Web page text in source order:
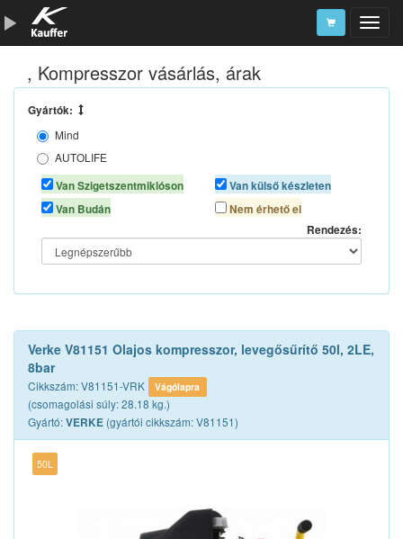
Szerszámkatalógus
Kosár
Alkatrészek
, Kompresszor vásárlás, árak
Gyártók:
Mind
AUTOLIFE
VERKE
Van Szigetszentmiklóson
Van Budán
Van külső készleten
Nem érhető el
Rendezés:
Verke V81151 Olajos kompresszor, levegősűrítő 50l, 2LE,
8bar
Cikkszám: V81151-VRK Vágólapra
(csomagolási súly: 28.18 kg.)
Gyártó:VERKE (gyártói cikkszám: V81151)
50L